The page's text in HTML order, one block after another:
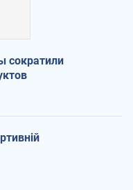
сократили